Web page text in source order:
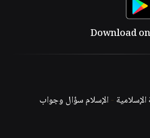
-الإسلام سؤال وجواب